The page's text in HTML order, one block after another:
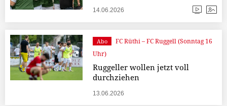
14.06.2026
Abo
FC Rüthi – FC Ruggell (Sonntag 16
Uhr)
Ruggeller wollen jetzt voll
durchziehen
13.06.2026